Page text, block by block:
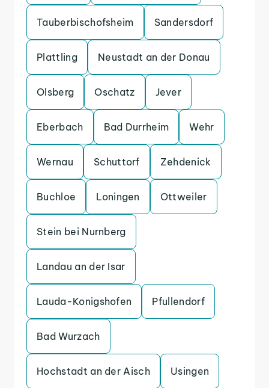
Tauberbischofsheim Sandersdorf
Plattling Neustadt an der Donau
Olsberg Oschatz Jever
Eberbach Bad Durrheim Wehr
Wernau Schuttorf Zehdenick
Buchloe Loningen Ottweiler
Stein bei Nurnberg
Landau an der Isar
Lauda-Konigshofen Pfullendorf
Bad Wurzach
Hochstadt an der Aisch Usingen